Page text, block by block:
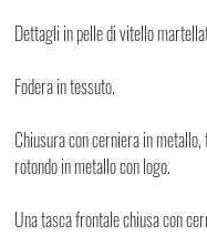
Dettagli in pelle di vitello
Fodera in tessuto.
Chiusura con cerniera in
rotondo in metallo con logo.
Una tasca frontale chiusa con